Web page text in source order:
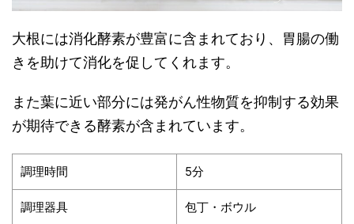
大根には消化酵素が豊富に含まれており、胃腸の働
きを助けて消化を促してくれます。
また葉に近い部分には発がん性物質を抑制する効果
が期待できる酵素が含まれています。
調理時間 5分
調理器具 包丁・ボウル